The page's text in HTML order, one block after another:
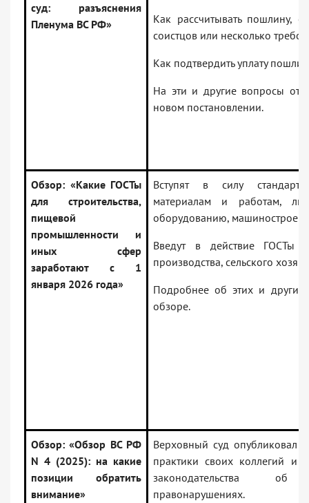
суд: разъяснения
Пленума ВС РФ»
Как рассчитывать пошлину,
соистцов или несколько
Как подтвердить уплату
На эти и другие вопросы
новом постановлении.
Обзор: «Какие ГОСТы
для строительства,
пищевой
промышленности и
иных сфер
заработают с 1
января 2026 года»
Вступят в силу
материалам и работам,
оборудованию,
Введут в действие ГОСТы
производства, сельского
Подробнее об этих и
обзоре.
Обзор: «Обзор ВС РФ
N 4 (2025): на какие
позиции обратить
внимание»
Верховный суд опубликовал
практики своих коллегий и
законодательства об
правонарушениях.